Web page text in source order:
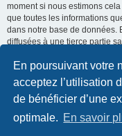
En poursuivant votre
acceptez l’utilisation
de bénéficier d’une
optimale. En savoir
moment si nous estimons
que toutes les informations
dans notre base de données.
diffusées à une tierce partie
.com », ni phpBB, ne
tentative de piratage